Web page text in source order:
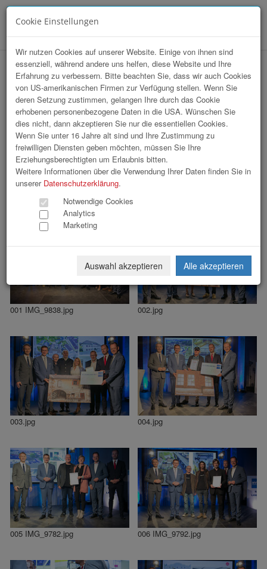
BUA | Verleihung #upperREGION
Awards 2022
43 Bilder
1
001 IMG_9838.jpg 002.jpg
003.jpg 004.jpg
005 IMG_9782.jpg 006 IMG_9792.jpg
Cookie Einstellungen
Wir nutzen Cookies auf unserer Website. Einige von ihnen sind
essenziell, während andere uns helfen, diese Website und Ihre
Erfahrung zu verbessern. Bitte beachten Sie, dass wir auch Cookies
von US-amerikanischen Firmen zur Verfügung stellen. Wenn Sie
deren Setzung zustimmen, gelangen Ihre durch das Cookie
erhobenen personenbezogene Daten in die USA. Wünschen Sie
dies nicht, dann akzeptieren Sie nur die essentiellen Cookies.
Wenn Sie unter 16 Jahre alt sind und Ihre Zustimmung zu
freiwilligen Diensten geben möchten, müssen Sie Ihre
Erziehungsberechtigten um Erlaubnis bitten.
Weitere Informationen über die Verwendung Ihrer Daten finden Sie in
unserer Datenschutzerklärung.
Notwendige Cookies
Analytics
Marketing
Auswahl akzeptieren Alle akzeptieren